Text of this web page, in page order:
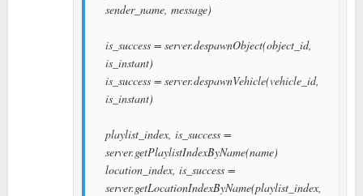
sender_name, message)
is_success = server.despawnObject(object_id,
is_instant)
is_success = server.despawnVehicle(vehicle_id,
is_instant)
playlist_index, is_success =
server.getPlaylistIndexByName(name)
location_index, is_success =
server.getLocationIndexByName(playlist_index,